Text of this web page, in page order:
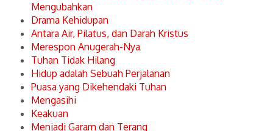
Mengubahkan
Drama Kehidupan
Antara Air, Pilatus, dan Darah Kristus
Merespon Anugerah-Nya
Tuhan Tidak Hilang
Hidup adalah Sebuah Perjalanan
Puasa yang Dikehendaki Tuhan
Mengasihi
Keakuan
Menjadi Garam dan Terang